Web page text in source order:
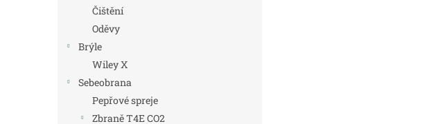
Čištění
Oděvy
Brýle
Wiley X
Sebeobrana
Pepřové spreje
Zbraně T4E CO2